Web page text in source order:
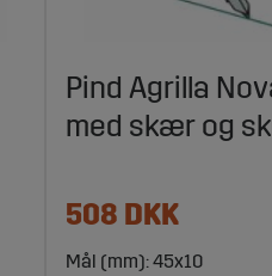
Pind Agrilla
med skær og
508 DKK
Mål (mm): 45x10